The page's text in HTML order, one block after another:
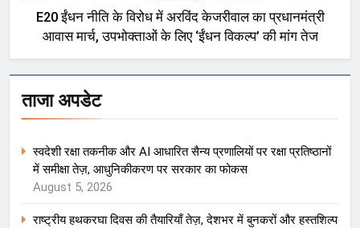
E20 ईंधन नीति के विरोध में अरविंद केजरीवाल का प्रधानमंत्री
आवास मार्च, उपभोक्ताओं के लिए ‘ईंधन विकल्प’ की मांग तेज
ताजा अपडेट
स्वदेशी रक्षा तकनीक और AI आधारित सैन्य प्रणालियों पर रक्षा प्रतिष्ठानों
में समीक्षा तेज़, आधुनिकीकरण पर सरकार का फोकस
August 5, 2026
राष्ट्रीय हथकरघा दिवस की तैयारियाँ तेज़, देशभर में बुनकरों और हस्तशिल्प